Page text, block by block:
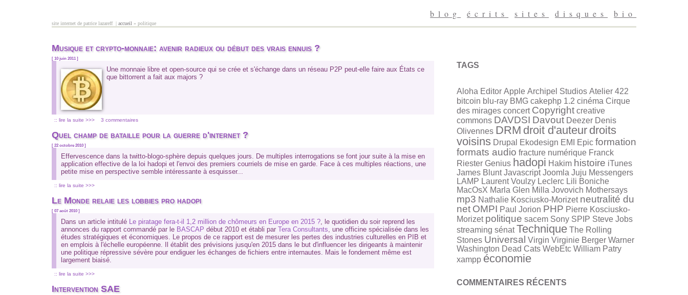
blog
écrits sites disques bio
site internet de patrice lazareff |
vous êtes ici
accueil » politique
Musique et crypto-monnaie: avenir radieux ou début des vrais ennuis ?
[ 10 juin 2011 ]
Une monnaie libre et open-source qui se crée et s'échange dans un réseau P2P peut-elle faire aux États ce
que bittorrent a fait aux majors ?
:: lire la suite >>> 3 commentaires
Quel champ de bataille pour la guerre d'internet ?
[ 22 octobre 2010 ]
Effervescence dans la twitto-blogo-sphère depuis quelques jours. De multiples interrogations se font jour suite à la mise en
application effective de la loi hadopi et l'envoi des premiers courriels de mise en garde. Face à ces multiples réactions, une
petite mise en perspective semble intéressante à esquisser...
:: lire la suite >>>
Le Monde relaie les lobbies pro hadopi
[ 07 août 2010 ]
Dans un article intitulé Le piratage fera-t-il 1,2 million de chômeurs en Europe en 2015 ?, le quotidien du soir reprend les
annonces du rapport commandé par le BASCAP début 2010 et établi par Tera Consultants, une officine spécialisée dans les
études stratégiques et économiques. Le propos de ce rapport est de mesurer les pertes des industries culturelles en PIB et
en emplois à l'échelle européenne. Il établit des prévisions jusqu'en 2015 dans le but d'influencer les dirigeants à maintenir
une politique répressive sévère pour endiguer les échanges de fichiers entre internautes. Mais le fondement même est
largement biaisé.
:: lire la suite >>>
Intervention SAE
TAGS
Aloha Editor Apple Archipel Studios Atelier 422
bitcoin blu-ray BMG cakephp 1.2 cinéma Cirque
des mirages concert Copyright creative
commons DAVDSI Davout Deezer Denis
Olivennes DRM droit d'auteur droits
voisins Drupal Ekodesign EMI Epic formation
formats audio fracture numérique Franck
Riester Genius hadopi Hakim histoire iTunes
James Blunt Javascript Joomla Juju Messengers
LAMP Laurent Voulzy Leclerc Lili Boniche
MacOsX Marla Glen Milla Jovovich Mothersays
mp3 Nathalie Kosciusko-Morizet neutralité du
net OMPI Paul Jorion PHP Pierre Kosciusko-
Morizet politique sacem Sony SPIP Steve Jobs
streaming sénat Technique The Rolling
Stones Universal Virgin Virginie Berger Warner
Washington Dead Cats WebEtc William Patry
xampp économie
COMMENTAIRES RÉCENTS